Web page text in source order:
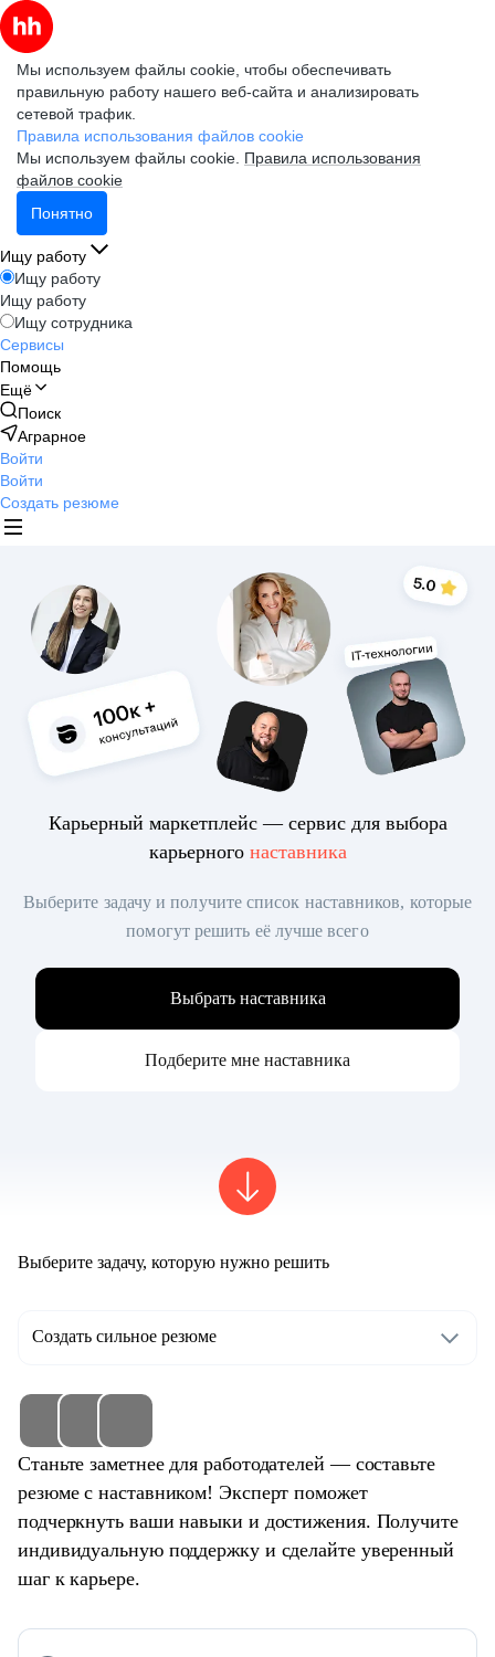
Мы используем файлы cookie, чтобы обеспечивать
правильную работу нашего веб-сайта и анализировать
сетевой трафик.
Правила использования файлов cookie
Мы используем файлы cookie. Правила использования
файлов cookie
Понятно
Ищу работу
Ищу работу
Ищу работу
Ищу сотрудника
Сервисы
Помощь
Ещё
Поиск
Аграрное
Войти
Войти
Создать резюме
Карьерный маркетплейс — сервис для выбора
карьерного наставника
Выберите задачу и получите список наставников, которые
помогут решить её лучше всего
Выбрать наставника
Подберите мне наставника
Выберите задачу, которую нужно решить
Создать сильное резюме
Станьте заметнее для работодателей — составьте
резюме с наставником! Эксперт поможет
подчеркнуть ваши навыки и достижения. Получите
индивидуальную поддержку и сделайте уверенный
шаг к карьере.